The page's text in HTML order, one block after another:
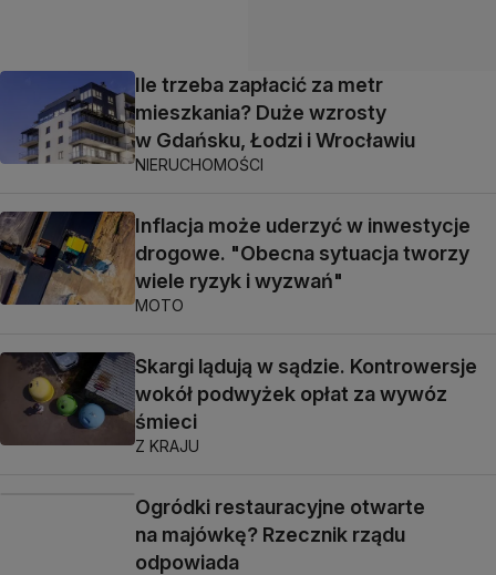
Ile trzeba zapłacić za metr
mieszkania? Duże wzrosty
w Gdańsku, Łodzi i Wrocławiu
NIERUCHOMOŚCI
Inflacja może uderzyć w inwestycje
drogowe. "Obecna sytuacja tworzy
wiele ryzyk i wyzwań"
MOTO
Skargi lądują w sądzie. Kontrowersje
wokół podwyżek opłat za wywóz
śmieci
Z KRAJU
Ogródki restauracyjne otwarte
na majówkę? Rzecznik rządu
odpowiada